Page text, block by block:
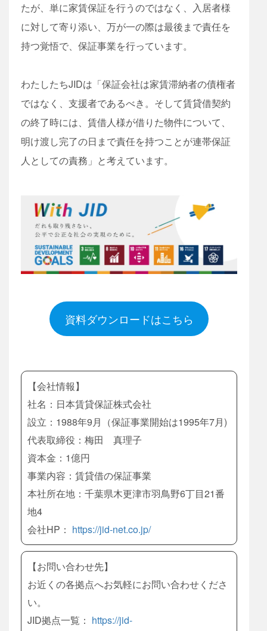
たが、単に家賃保証を行うのではなく、入居者様
に対して寄り添い、万が一の際は最後まで責任を
持つ覚悟で、保証事業を行っています。
わたしたちJIDは「保証会社は家賃滞納者の債権者
ではなく、支援者であるべき。そして賃貸借契約
の終了時には、賃借人様が借りた物件について、
明け渡し完了の日まで責任を持つことが連帯保証
人としての責務」と考えています。
資料ダウンロードはこちら
【会社情報】
社名：日本賃貸保証株式会社
設立：1988年9月（保証事業開始は1995年7月)
代表取締役：梅田 真理子
資本金：1億円
事業内容：賃貸借の保証事業
本社所在地：千葉県木更津市羽鳥野6丁目21番
地4
会社HP： https://jid-net.co.jp/
【お問い合わせ先】
お近くの各拠点へお気軽にお問い合わせくださ
い。
JID拠点一覧： https://jid-